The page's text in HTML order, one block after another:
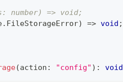
number) => void;
. FileStorageError) => void ;
(action : "config" ) : void